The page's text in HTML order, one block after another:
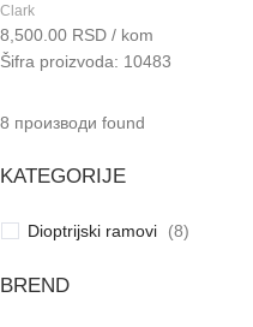
8 производи found
KATEGORIJE
Dioptrijski ramovi (8)
BREND
Clark
8,500.00 RSD / kom
Šifra proizvoda: 10483